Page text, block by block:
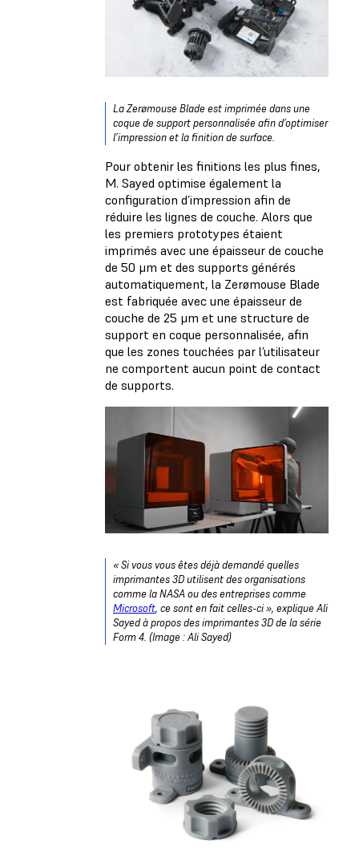
La Zerømouse Blade est imprimée dans une
coque de support personnalisée afin d’optimiser
l’impression et la finition de surface.
Pour obtenir les finitions les plus fines,
M. Sayed optimise également la
configuration d’impression afin de
réduire les lignes de couche. Alors que
les premiers prototypes étaient
imprimés avec une épaisseur de couche
de 50 μm et des supports générés
automatiquement, la Zerømouse Blade
est fabriquée avec une épaisseur de
couche de 25 μm et une structure de
support en coque personnalisée, afin
que les zones touchées par l’utilisateur
ne comportent aucun point de contact
de supports.
« Si vous vous êtes déjà demandé quelles
imprimantes 3D utilisent des organisations
comme la NASA ou des entreprises comme
Microsoft, ce sont en fait celles-ci », explique Ali
Sayed à propos des imprimantes 3D de la série
Form 4. (Image : Ali Sayed)